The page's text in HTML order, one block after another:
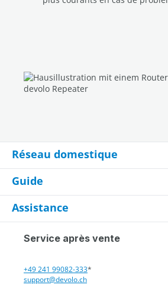
Réseau domestique
Guide
Assistance
Service après vente
+49 241 99082-333*
support@devolo.ch